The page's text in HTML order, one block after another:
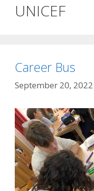
UNICEF
Career Bus
September 20, 2022